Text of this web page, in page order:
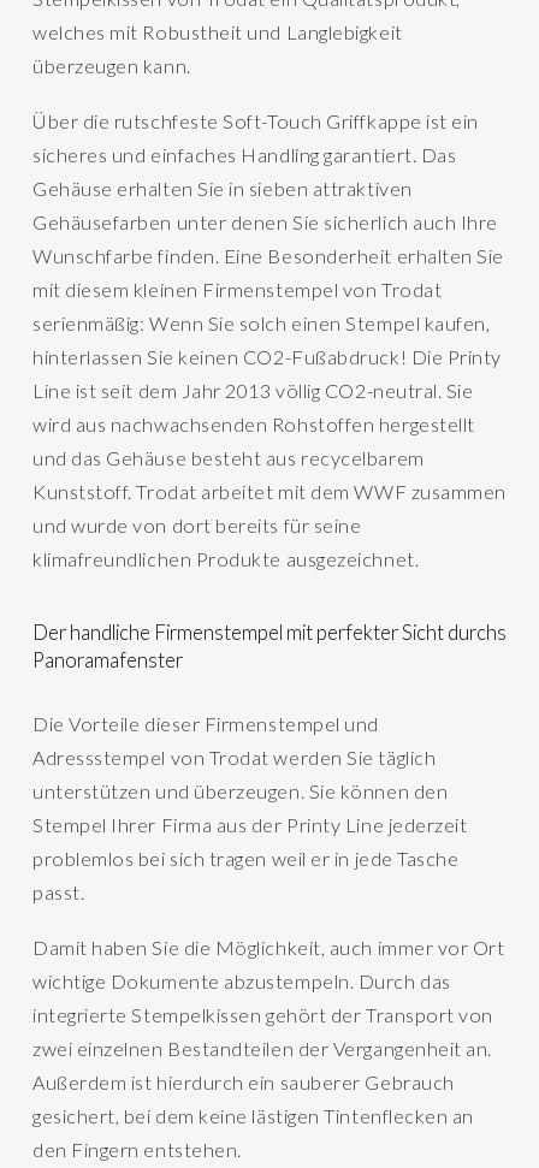
welches mit Robustheit und Langlebigkeit
überzeugen kann.
Über die rutschfeste Soft-Touch Griffkappe ist ein
sicheres und einfaches Handling garantiert. Das
Gehäuse erhalten Sie in sieben attraktiven
Gehäusefarben unter denen Sie sicherlich auch Ihre
Wunschfarbe finden. Eine Besonderheit erhalten Sie
mit diesem kleinen Firmenstempel von Trodat
serienmäßig: Wenn Sie solch einen Stempel kaufen,
hinterlassen Sie keinen CO2-Fußabdruck! Die Printy
Line ist seit dem Jahr 2013 völlig CO2-neutral. Sie
wird aus nachwachsenden Rohstoffen hergestellt
und das Gehäuse besteht aus recycelbarem
Kunststoff. Trodat arbeitet mit dem WWF zusammen
und wurde von dort bereits für seine
klimafreundlichen Produkte ausgezeichnet.
Der handliche Firmenstempel mit perfekter Sicht durchs
Panoramafenster
Die Vorteile dieser Firmenstempel und
Adressstempel von Trodat werden Sie täglich
unterstützen und überzeugen. Sie können den
Stempel Ihrer Firma aus der Printy Line jederzeit
problemlos bei sich tragen weil er in jede Tasche
passt.
Damit haben Sie die Möglichkeit, auch immer vor Ort
wichtige Dokumente abzustempeln. Durch das
integrierte Stempelkissen gehört der Transport von
zwei einzelnen Bestandteilen der Vergangenheit an.
Außerdem ist hierdurch ein sauberer Gebrauch
gesichert, bei dem keine lästigen Tintenflecken an
den Fingern entstehen.